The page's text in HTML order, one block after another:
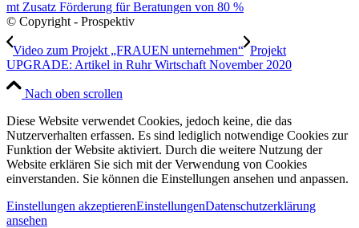
© Copyright - Prospektiv
Video zum Projekt „FRAUEN unternehmen“ Projekt
UPGRADE: Artikel in Ruhr Wirtschaft November 2020
Nach oben scrollen
Diese Website verwendet Cookies, jedoch keine, die das
Nutzerverhalten erfassen. Es sind lediglich notwendige Cookies zur
Funktion der Website aktiviert. Durch die weitere Nutzung der
Website erklären Sie sich mit der Verwendung von Cookies
einverstanden. Sie können die Einstellungen ansehen und anpassen.
Einstellungen akzeptierenEinstellungenDatenschutzerklärung
ansehen